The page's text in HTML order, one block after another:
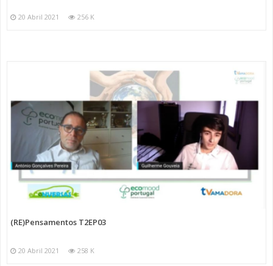
20 Abril 2021 256 K
(RE)Pensamentos T2EP03
20 Abril 2021 258 K